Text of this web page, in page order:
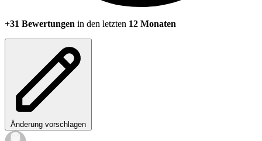
+31 Bewertungen in den letzten 12 Monaten
Änderung vorschlagen